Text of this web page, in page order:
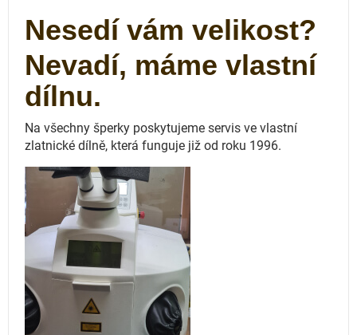
Nesedí vám velikost?
Nevadí, máme vlastní
dílnu.
Na všechny šperky poskytujeme servis ve vlastní
zlatnické dílně, která funguje již od roku 1996.